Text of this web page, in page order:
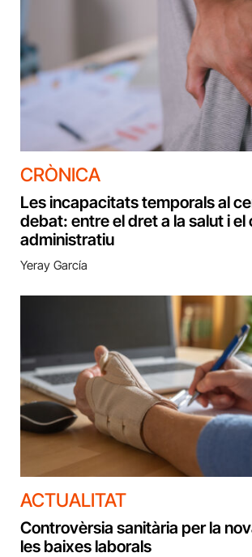
CRÒNICA
Les incapacitats temporals al
debat: entre el dret a la salut i el
administratiu
Yeray García
ACTUALITAT
Controvèrsia sanitària per la
les baixes laborals